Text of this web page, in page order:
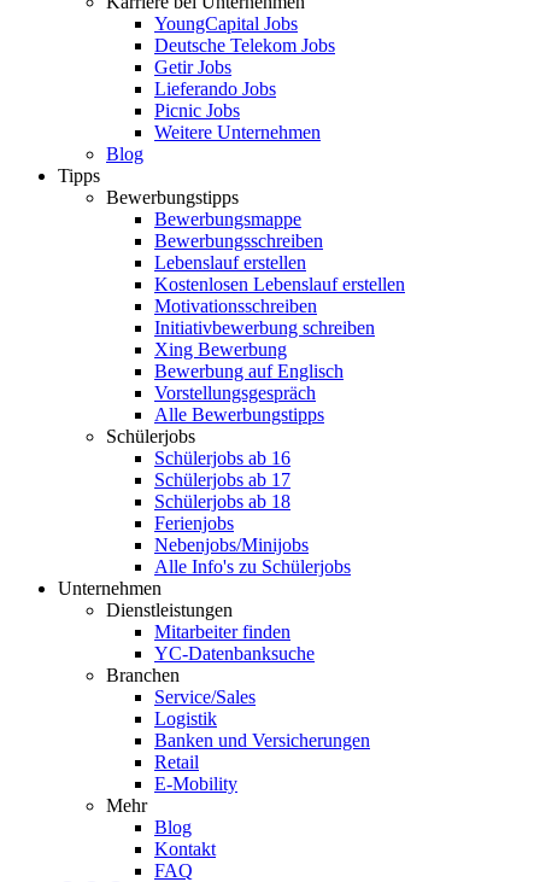
YoungCapital Jobs
Deutsche Telekom Jobs
Getir Jobs
Lieferando Jobs
Picnic Jobs
Weitere Unternehmen
Blog
Tipps
Bewerbungstipps
Bewerbungsmappe
Bewerbungsschreiben
Lebenslauf erstellen
Kostenlosen Lebenslauf erstellen
Motivationsschreiben
Initiativbewerbung schreiben
Xing Bewerbung
Bewerbung auf Englisch
Vorstellungsgespräch
Alle Bewerbungstipps
Schülerjobs
Schülerjobs ab 16
Schülerjobs ab 17
Schülerjobs ab 18
Ferienjobs
Nebenjobs/Minijobs
Alle Info's zu Schülerjobs
Unternehmen
Dienstleistungen
Mitarbeiter finden
YC-Datenbanksuche
Branchen
Service/Sales
Logistik
Banken und Versicherungen
Retail
E-Mobility
Mehr
Blog
Kontakt
FAQ